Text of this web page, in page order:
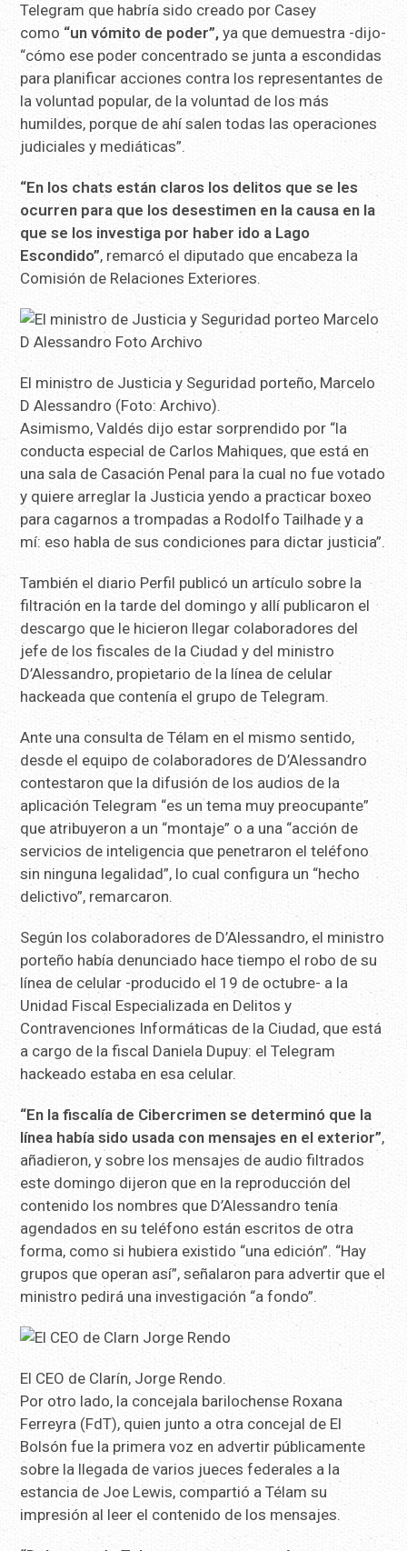
Telegram que habría sido creado por Casey
como “un vómito de poder”, ya que demuestra -dijo-
“cómo ese poder concentrado se junta a escondidas
para planificar acciones contra los representantes de
la voluntad popular, de la voluntad de los más
humildes, porque de ahí salen todas las operaciones
judiciales y mediáticas”.
“En los chats están claros los delitos que se les
ocurren para que los desestimen en la causa en la
que se los investiga por haber ido a Lago
Escondido”, remarcó el diputado que encabeza la
Comisión de Relaciones Exteriores.
El ministro de Justicia y Seguridad porteño, Marcelo
D Alessandro (Foto: Archivo).
Asimismo, Valdés dijo estar sorprendido por “la
conducta especial de Carlos Mahiques, que está en
una sala de Casación Penal para la cual no fue votado
y quiere arreglar la Justicia yendo a practicar boxeo
para cagarnos a trompadas a Rodolfo Tailhade y a
mí: eso habla de sus condiciones para dictar justicia”.
También el diario Perfil publicó un artículo sobre la
filtración en la tarde del domingo y allí publicaron el
descargo que le hicieron llegar colaboradores del
jefe de los fiscales de la Ciudad y del ministro
D’Alessandro, propietario de la línea de celular
hackeada que contenía el grupo de Telegram.
Ante una consulta de Télam en el mismo sentido,
desde el equipo de colaboradores de D’Alessandro
contestaron que la difusión de los audios de la
aplicación Telegram “es un tema muy preocupante”
que atribuyeron a un “montaje” o a una “acción de
servicios de inteligencia que penetraron el teléfono
sin ninguna legalidad”, lo cual configura un “hecho
delictivo”, remarcaron.
Según los colaboradores de D’Alessandro, el ministro
porteño había denunciado hace tiempo el robo de su
línea de celular -producido el 19 de octubre- a la
Unidad Fiscal Especializada en Delitos y
Contravenciones Informáticas de la Ciudad, que está
a cargo de la fiscal Daniela Dupuy: el Telegram
hackeado estaba en esa celular.
“En la fiscalía de Cibercrimen se determinó que la
línea había sido usada con mensajes en el exterior”,
añadieron, y sobre los mensajes de audio filtrados
este domingo dijeron que en la reproducción del
contenido los nombres que D’Alessandro tenía
agendados en su teléfono están escritos de otra
forma, como si hubiera existido “una edición”. “Hay
grupos que operan así”, señalaron para advertir que el
ministro pedirá una investigación “a fondo”.
El CEO de Clarín, Jorge Rendo.
Por otro lado, la concejala barilochense Roxana
Ferreyra (FdT), quien junto a otra concejal de El
Bolsón fue la primera voz en advertir públicamente
sobre la llegada de varios jueces federales a la
estancia de Joe Lewis, compartió a Télam su
impresión al leer el contenido de los mensajes.